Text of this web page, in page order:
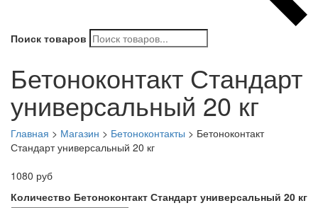
Поиск товаров
Бетоноконтакт Стандарт
универсальный 20 кг
Главная > Магазин > Бетоноконтакты > Бетоноконтакт
Стандарт универсальный 20 кг
1080 руб
Количество Бетоноконтакт Стандарт универсальный 20 кг